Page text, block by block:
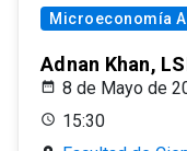
Microeconomía
Adnan Khan,
8 de Mayo de
15:30